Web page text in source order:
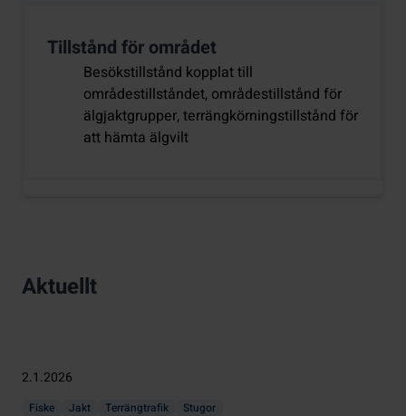
Tillstånd för området
Besökstillstånd kopplat till
områdestillståndet, områdestillstånd för
älgjaktgrupper, terrängkörningstillstånd för
att hämta älgvilt
Aktuellt
2.1.2026
Fiske Jakt Terrängtrafik Stugor